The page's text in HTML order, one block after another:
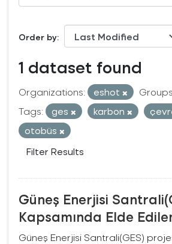
Order by
1 dataset found
Organizations: eshot
Tags:
ges karbon
otobüs
Filter Results
Güneş Enerjisi
Kapsamında Elde
Güneş Enerjisi Santrali(GES)